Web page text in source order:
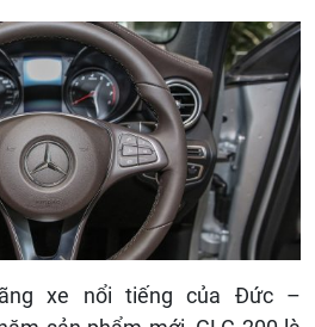
xe nổi tiếng của Đức –